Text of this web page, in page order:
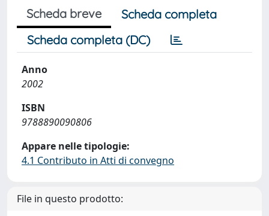
Scheda breve
Scheda completa
Scheda completa (DC)
Anno
2002
ISBN
9788890090806
Appare nelle tipologie:
4.1 Contributo in Atti di convegno
File in questo prodotto: